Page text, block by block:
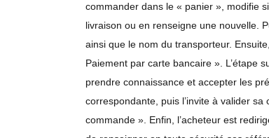
commander dans le « panier », modifie
livraison ou en renseigne une nouvelle.
ainsi que le nom du transporteur.
Paiement par carte bancaire ». L’étape
prendre connaissance et accepter les
correspondante, puis l’invite à valider
commande ». Enfin, l’acheteur est